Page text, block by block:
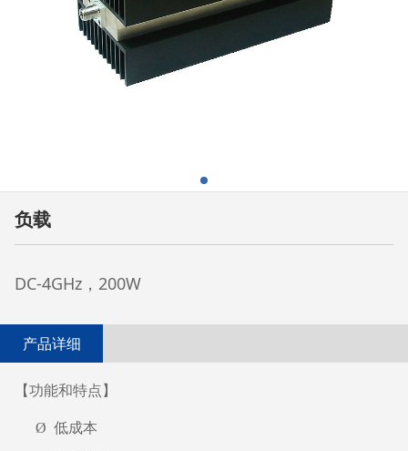
负载
DC-4GHz，200W
产品详细
【功能和特点】
Ø 低成本